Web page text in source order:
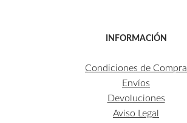
INFORMACIÓN
Condiciones de Compra
Envíos
Devoluciones
Aviso Legal